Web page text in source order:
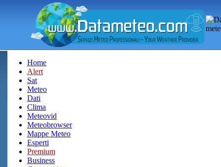
Home
Alert
Sat
Meteo
Dati
Clima
Meteovid
Meteobrowser
Mappe Meteo
Esperti
Premium
Business